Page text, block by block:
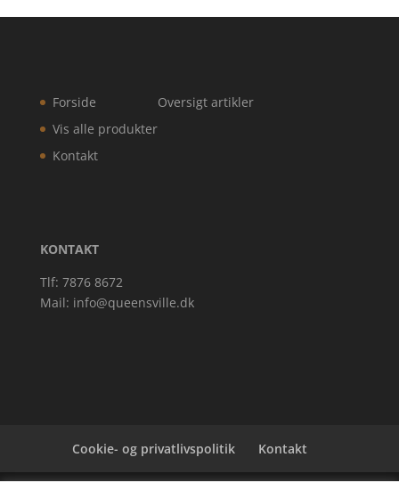
Forside
Vis alle produkter
Kontakt
Oversigt artikler
KONTAKT
Tlf: 7876 8672
Mail: info@queensville.dk
Cookie- og privatlivspolitik Kontakt